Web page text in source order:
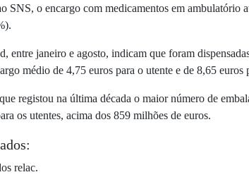
SNS, o encargo com medicamentos em ambulatório
entre janeiro e agosto, indicam que foram
médio de 4,75 euros para o utente e de 8,65 euros
registou na última década o maior número de
os utentes, acima dos 859 milhões de euros.
relac.